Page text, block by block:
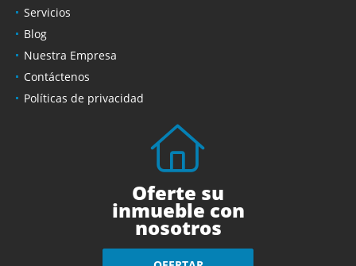
Servicios
Blog
Nuestra Empresa
Contáctenos
Políticas de privacidad
Oferte su
inmueble con
nosotros